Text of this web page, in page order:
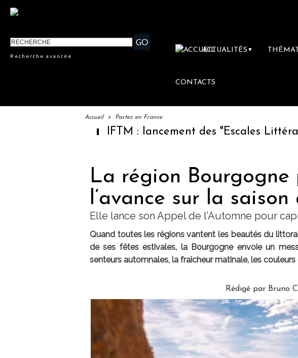
Recherche avancée
ACTUALITÉS ▼
CONTACTS
Accueil > Partez en France
IFTM : lancement des "Escales Littéraires", la
La région Bourgogne
l’avance sur la
Elle lance son Appel de l’Automne pour
Quand toutes les régions vantent les beautés du
de ses fêtes estivales, la Bourgogne envoie un
senteurs automnales, la fraicheur matinale, les couleurs
Rédigé par Bruno